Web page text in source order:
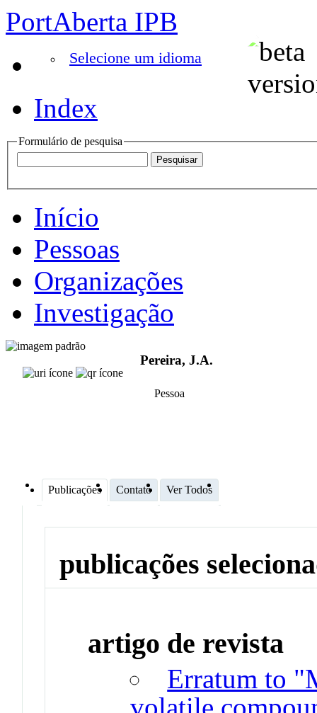
PortAberta IPB
Selecione um idioma
Index
Formulário de pesquisa
Início
Pessoas
Organizações
Investigação
Pereira, J.A.
Pessoa
Publicações Contato Ver Todos
publicações
artigo de revista
Erratum to
volatile